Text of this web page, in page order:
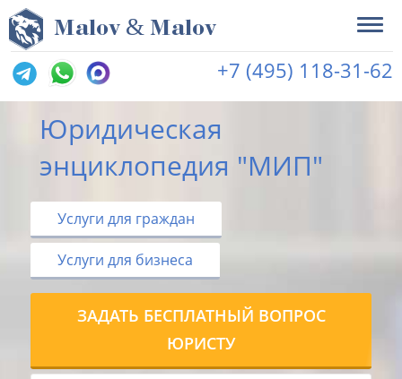
Malov & Malov
+7 (495) 118-31-62
Юридическая
энциклопедия "МИП"
Услуги для граждан
Услуги для бизнеса
ЗАДАТЬ БЕСПЛАТНЫЙ ВОПРОС
ЮРИСТУ